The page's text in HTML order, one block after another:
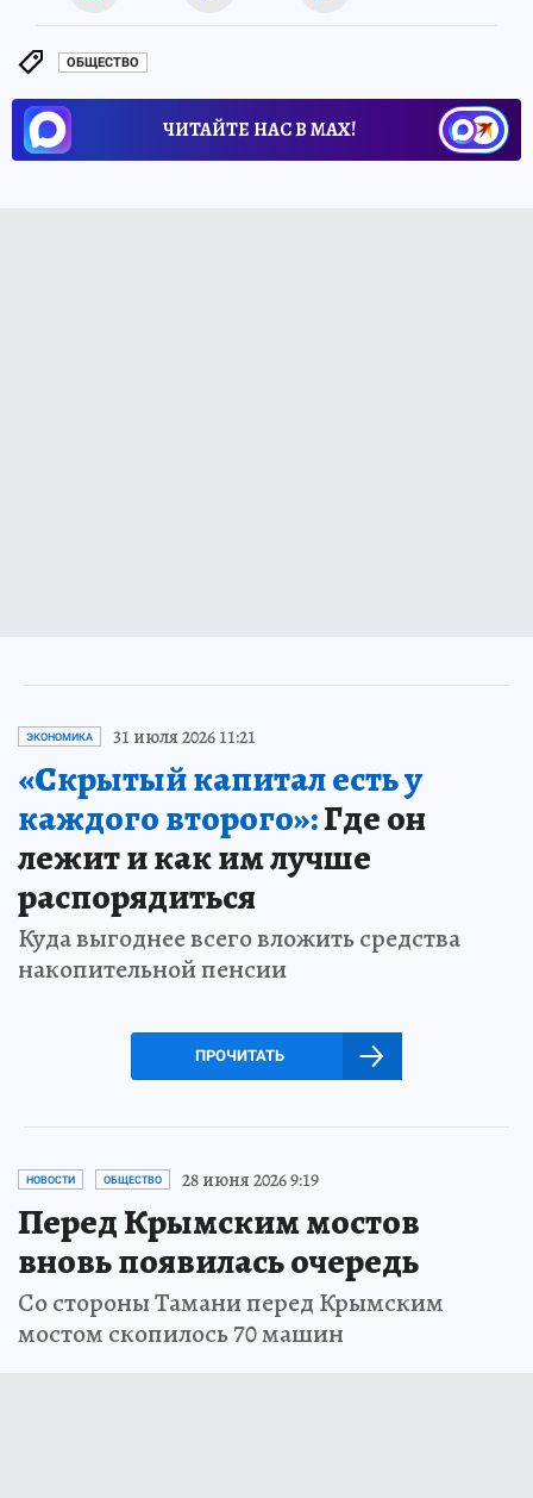
ОБЩЕСТВО
ЧИТАЙТЕ НАС В МАХ!
ЭКОНОМИКА 31 июля 2026 11:21
«Скрытый капитал есть у
каждого второго»:Где он
лежит и как им лучше
распорядиться
Куда выгоднее всего вложить средства
накопительной пенсии
ПРОЧИТАТЬ
НОВОСТИ ОБЩЕСТВО 28 июня 2026 9:19
Перед Крымским мостов
вновь появилась очередь
Со стороны Тамани перед Крымским
мостом скопилось 70 машин